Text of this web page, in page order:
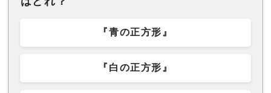
『青の正方形』
『白の正方形』